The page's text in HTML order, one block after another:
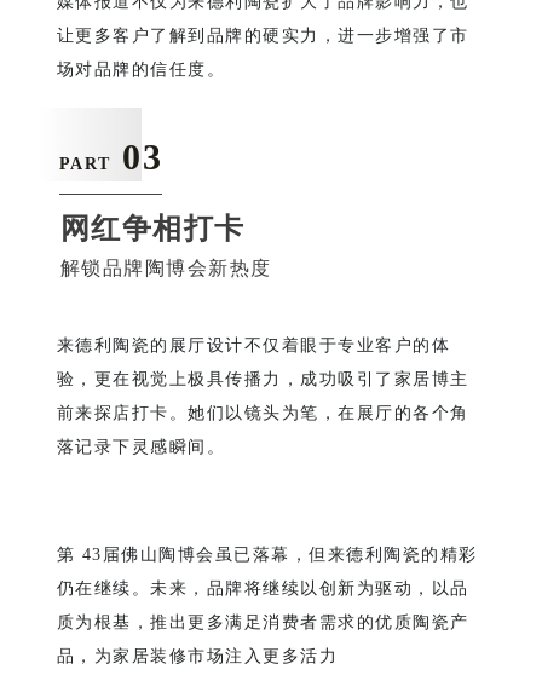
让更多客户了解到品牌的硬实力，进一步增强了市
场对品牌的信任度。
PART 03
网红争相打卡
解锁品牌陶博会新热度
来德利陶瓷的展厅设计不仅着眼于专业客户的体
验，更在视觉上极具传播力，成功吸引了家居博主
前来探店打卡。她们以镜头为笔，在展厅的各个角
落记录下灵感瞬间。
第 43届佛山陶博会虽已落幕，但来德利陶瓷的精彩
仍在继续。未来，品牌将继续以创新为驱动，以品
质为根基，推出更多满足消费者需求的优质陶瓷产
品，为家居装修市场注入更多活力